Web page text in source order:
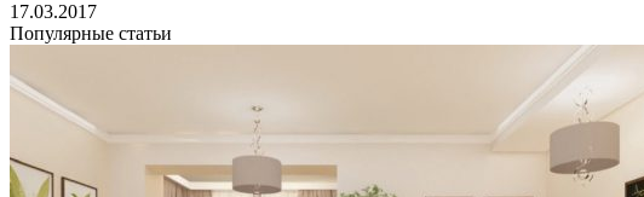
17.03.2017
Популярные статьи